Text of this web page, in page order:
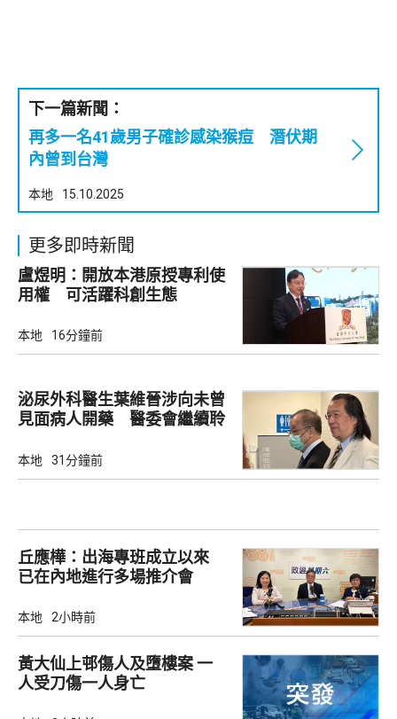
下一篇新聞：
再多一名41歲男子確診感染猴痘 潛伏期
內曾到台灣
本地 15.10.2025
更多即時新聞
盧煜明：開放本港原授專利使
用權 可活躍科創生態
本地 16分鐘前
泌尿外科醫生葉維晉涉向未曾
見面病人開藥 醫委會繼續聆
本地 31分鐘前
丘應樺：出海專班成立以來
已在內地進行多場推介會
本地 2小時前
黃大仙上邨傷人及墮樓案 一
人受刀傷一人身亡